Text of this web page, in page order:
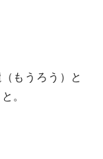
もうろう）と
。